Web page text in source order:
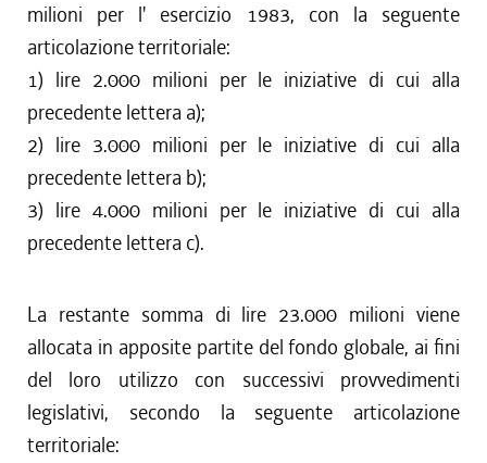
milioni per l' esercizio 1983, con la seguente
articolazione territoriale:
1) lire 2.000 milioni per le iniziative di cui alla
precedente lettera a);
2) lire 3.000 milioni per le iniziative di cui alla
precedente lettera b);
3) lire 4.000 milioni per le iniziative di cui alla
precedente lettera c).
La restante somma di lire 23.000 milioni viene
allocata in apposite partite del fondo globale, ai fini
del loro utilizzo con successivi provvedimenti
legislativi, secondo la seguente articolazione
territoriale: